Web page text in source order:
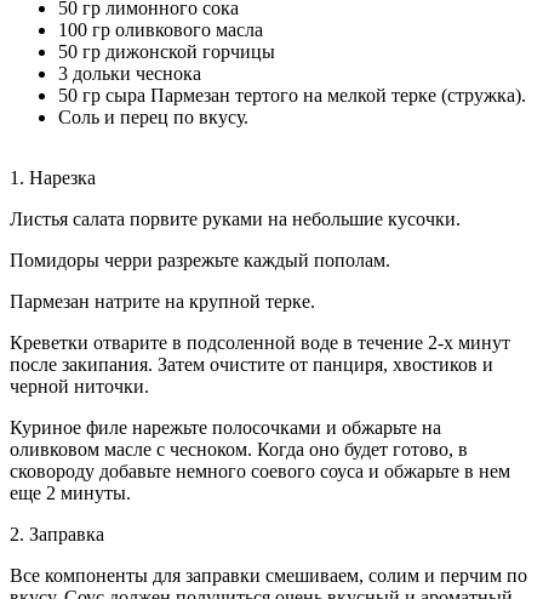
50 гр лимонного сока
100 гр оливкового масла
50 гр дижонской горчицы
3 дольки чеснока
50 гр сыра Пармезан тертого на мелкой терке (стружка).
Соль и перец по вкусу.
1. Нарезка
Листья салата порвите руками на небольшие кусочки.
Помидоры черри разрежьте каждый пополам.
Пармезан натрите на крупной терке.
Креветки отварите в подсоленной воде в течение 2-х минут
после закипания. Затем очистите от панциря, хвостиков и
черной ниточки.
Куриное филе нарежьте полосочками и обжарьте на
оливковом масле с чесноком. Когда оно будет готово, в
сковороду добавьте немного соевого соуса и обжарьте в нем
еще 2 минуты.
2. Заправка
Все компоненты для заправки смешиваем, солим и перчим по